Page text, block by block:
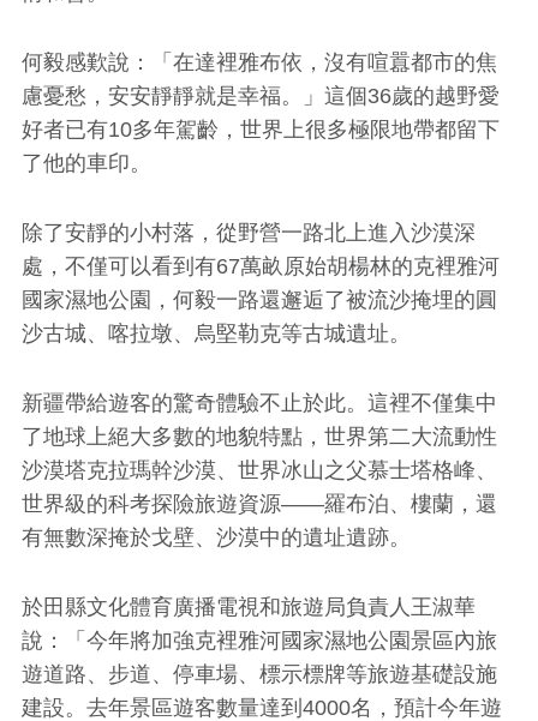
何毅感歎說：「在達裡雅布依，沒有喧囂都市的焦
慮憂愁，安安靜靜就是幸福。」這個36歲的越野愛
好者已有10多年駕齡，世界上很多極限地帶都留下
了他的車印。
除了安靜的小村落，從野營一路北上進入沙漠深
處，不僅可以看到有67萬畝原始胡楊林的克裡雅河
國家濕地公園，何毅一路還邂逅了被流沙掩埋的圓
沙古城、喀拉墩、烏堅勒克等古城遺址。
新疆帶給遊客的驚奇體驗不止於此。這裡不僅集中
了地球上絕大多數的地貌特點，世界第二大流動性
沙漠塔克拉瑪幹沙漠、世界冰山之父慕士塔格峰、
世界級的科考探險旅遊資源——羅布泊、樓蘭，還
有無數深掩於戈壁、沙漠中的遺址遺跡。
於田縣文化體育廣播電視和旅遊局負責人王淑華
說：「今年將加強克裡雅河國家濕地公園景區內旅
遊道路、步道、停車場、標示標牌等旅遊基礎設施
建設。去年景區遊客數量達到4000名，預計今年遊